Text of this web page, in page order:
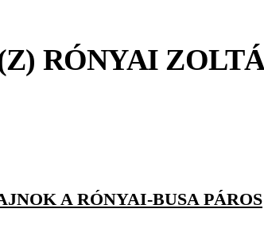
RÓNYAI
A RÓNYAI-BUSA PÁROS